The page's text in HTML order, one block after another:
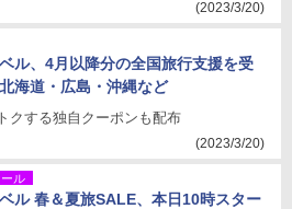
(2023/3/20)
ル、4月以降分の全国旅行支援を受
海道・広島・沖縄など
クする独自クーポンも配布
(2023/3/20)
ル
ル 春＆夏旅SALE、本日10時スター